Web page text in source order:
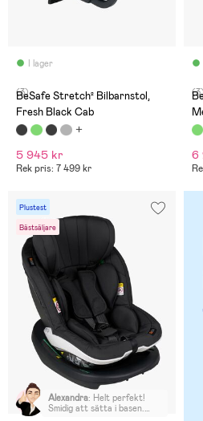
I lager
(3)
BeSafe Stretch² Bilbarnstol,
Fresh Black Cab
5 945 kr
Rek pris: 7 499 kr
(3)
6
Plustest
Bästsäljare
Alexandra: Helt perfekt!
Smidig att sätta i basen.